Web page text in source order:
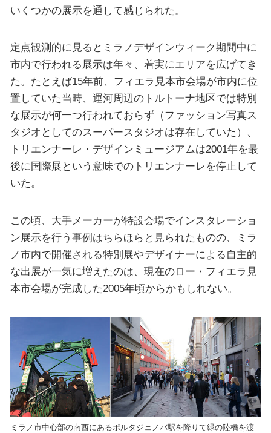
いくつかの展示を通して感じられた。
定点観測的に見るとミラノデザインウィーク期間中に
市内で行われる展示は年々、着実にエリアを広げてき
た。たとえば15年前、フィエラ見本市会場が市内に位
置していた当時、運河周辺のトルトーナ地区では特別
な展示が何一つ行われておらず（ファッション写真ス
タジオとしてのスーパースタジオは存在していた）、
トリエンナーレ・デザインミュージアムは2001年を最
後に国際展という意味でのトリエンナーレを停止して
いた。
この頃、大手メーカーが特設会場でインスタレーショ
ン展示を行う事例はちらほらと見られたものの、ミラ
ノ市内で開催される特別展やデザイナーによる自主的
な出展が一気に増えたのは、現在のロー・フィエラ見
本市会場が完成した2005年頃からかもしれない。
ミラノ市中心部の南西にあるポルタジェノバ駅を降りて緑の陸橋を渡